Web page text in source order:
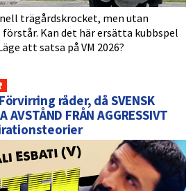
trägårdskrocket, men utan
Kan det här ersätta kubbspel
att satsa på VM 2026?
råder, då SVENSK
AVSTÅND FRÅN AGGRESSIVT